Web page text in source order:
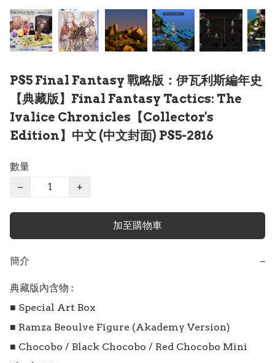
PS5 Final Fantasy 戰略版：伊瓦利斯編年史
【典藏版】Final Fantasy Tactics: The
Ivalice Chronicles【Collector's
Edition】中文 (中文封面) PS5-2816
數量
−
+
加至購物車
簡介 −
典藏版內含物 :
■ Special Art Box
■ Ramza Beoulve Figure (Akademy Version)
■ Chocobo / Black Chocobo / Red Chocobo Mini